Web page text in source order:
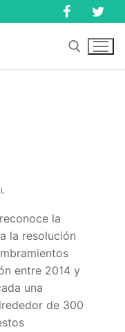
la
la resolución
entre 2014 y
una
de 300